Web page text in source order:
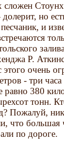
но
и
Р.
очень
- три
равно 380
тонн.
Пожалуй,
что большая
по дороге.